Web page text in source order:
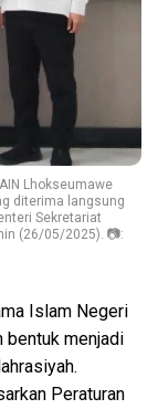
Lhokseumawe
diterima langsung
Sekretariat
(26/05/2025). 📷:
Islam Negeri
bentuk menjadi
Peraturan